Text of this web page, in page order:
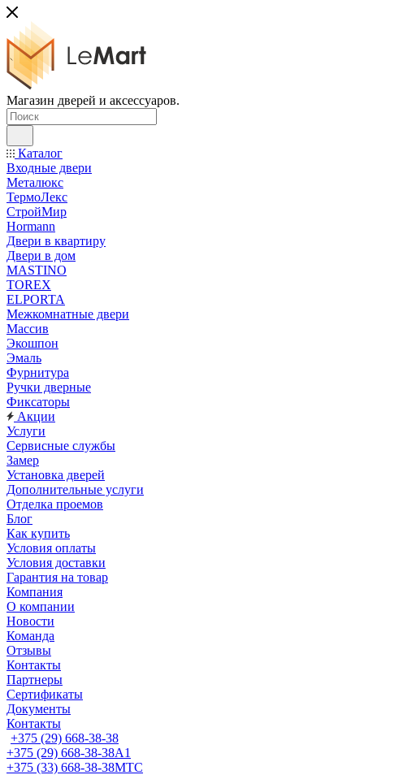
Магазин дверей и аксессуаров.
Каталог
Входные двери
Металюкс
ТермоЛекс
СтройМир
Hormann
Двери в квартиру
Двери в дом
MASTINO
TOREX
ELPORTA
Межкомнатные двери
Массив
Экошпон
Эмаль
Фурнитура
Ручки дверные
Фиксаторы
Акции
Услуги
Сервисные службы
Замер
Установка дверей
Дополнительные услуги
Отделка проемов
Блог
Как купить
Условия оплаты
Условия доставки
Гарантия на товар
Компания
О компании
Новости
Команда
Отзывы
Контакты
Партнеры
Сертификаты
Документы
Контакты
+375 (29) 668-38-38
+375 (29) 668-38-38A1
+375 (33) 668-38-38МТС